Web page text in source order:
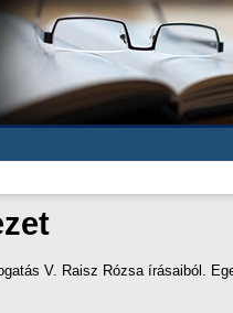
V. Raisz Rózsa írásaiból.